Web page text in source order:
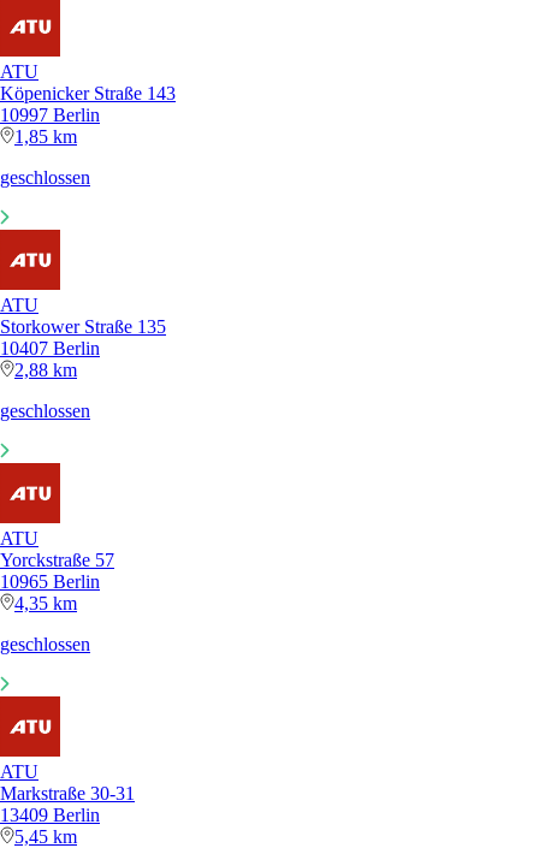
ATU
Köpenicker Straße 143
10997 Berlin
1,85 km
geschlossen
ATU
Storkower Straße 135
10407 Berlin
2,88 km
geschlossen
ATU
Yorckstraße 57
10965 Berlin
4,35 km
geschlossen
ATU
Markstraße 30-31
13409 Berlin
5,45 km